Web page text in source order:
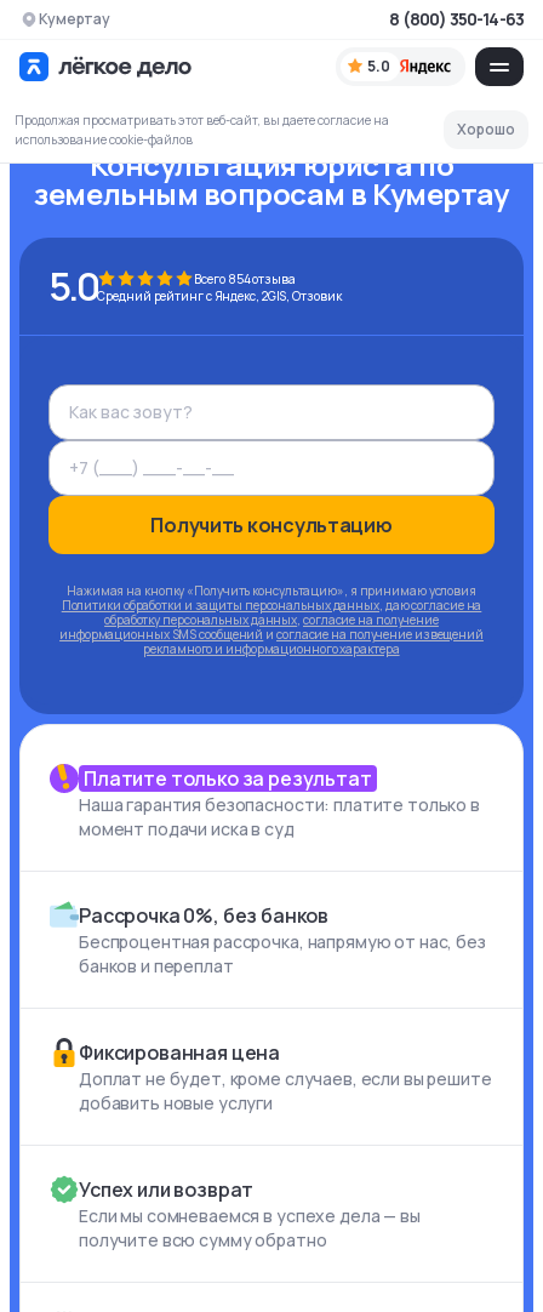
Кумертау
5.0
8 (800) 350-14-63
Продолжая просматривать этот веб-сайт, вы даете согласие на
использование cookie-файлов
Хорошо
Консультация юриста по
земельным вопросам в Кумертау
5.0 Всего 854отзыва
Средний рейтинг с Яндекс, 2GIS, Отзовик
Получить консультацию
Нажимая на кнопку «Получить консультацию», я принимаю условия
Политики обработки и защиты персональных данных, даюсогласие на
обработку персональных данных, согласие на получение
информационных SMS сообщений и согласие на получение извещений
рекламного и информационного характера
Платите только за результат
Наша гарантия безопасности: платите только в
момент подачи иска в суд
Рассрочка 0%, без банков
Беспроцентная рассрочка, напрямую от нас, без
банков и переплат
Фиксированная цена
Доплат не будет, кроме случаев, если вы решите
добавить новые услуги
Успех или возврат
Если мы сомневаемся в успехе дела — вы
получите всю сумму обратно